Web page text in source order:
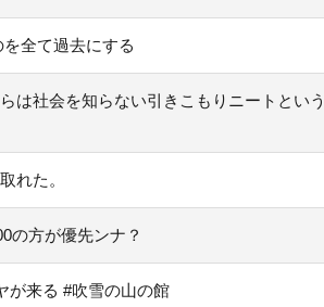
全て過去にする
は社会を知らない引きこもりニートとい
れた。
の方が優先ンナ？
が来る #吹雪の山の館